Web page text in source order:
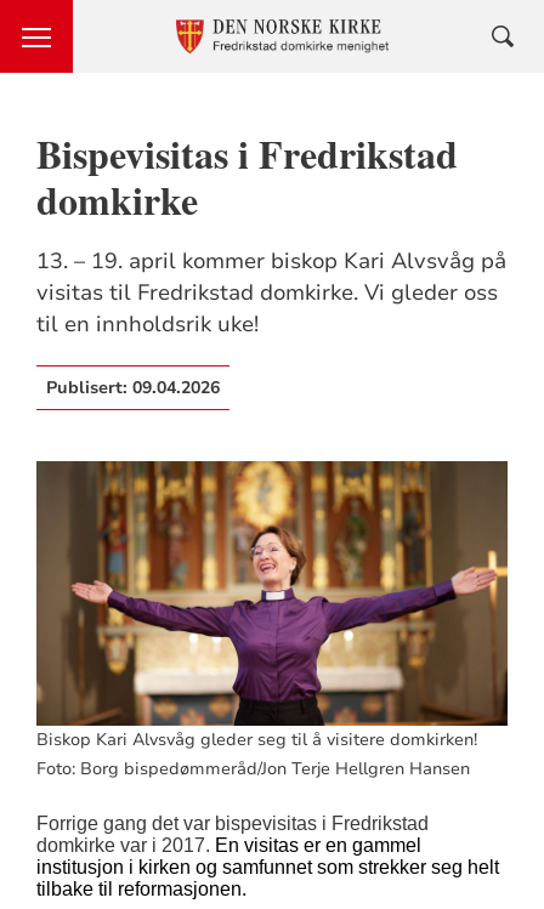
Bispevisitas i Fredrikstad
domkirke
13. – 19. april kommer biskop Kari Alvsvåg på
visitas til Fredrikstad domkirke. Vi gleder oss
til en innholdsrik uke!
Publisert: 09.04.2026
Biskop Kari Alvsvåg gleder seg til å visitere domkirken!
Foto: Borg bispedømmeråd/Jon Terje Hellgren Hansen
Forrige gang det var bispevisitas i Fredrikstad
domkirke var i 2017. En visitas er en gammel
institusjon i kirken og samfunnet som strekker seg helt
tilbake til reformasjonen.